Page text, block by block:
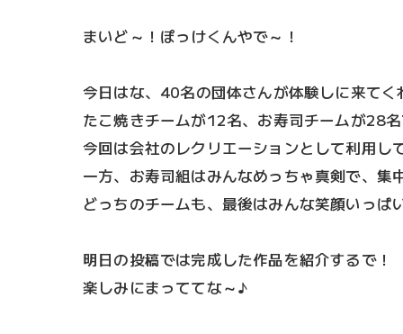
まいど～！ぽっけくんやで～！
今日はな、40名の団体さんが体験しに来てく
たこ焼きチームが12名、お寿司チームが28
今回は会社のレクリエーションとして利用し
一方、お寿司組はみんなめっちゃ真剣で、集
どっちのチームも、最後はみんな笑顔いっ
明日の投稿では完成した作品を紹介するで！
楽しみにまっててな～♪